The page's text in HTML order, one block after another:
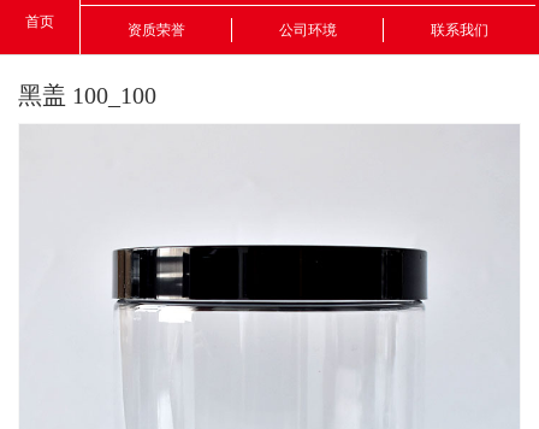
首页 资质荣誉 公司环境 联系我们
黑盖 100_100